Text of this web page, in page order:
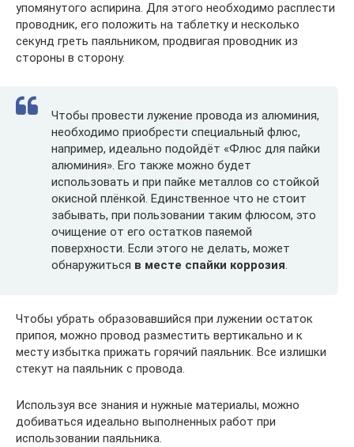
упомянутого аспирина. Для этого необходимо расплести
проводник, его положить на таблетку и несколько
секунд греть паяльником, продвигая проводник из
стороны в сторону.
Чтобы провести лужение провода из алюминия,
необходимо приобрести специальный флюс,
например, идеально подойдёт «Флюс для пайки
алюминия». Его также можно будет
использовать и при пайке металлов со стойкой
окисной плёнкой. Единственное что не стоит
забывать, при пользовании таким флюсом, это
очищение от его остатков паяемой
поверхности. Если этого не делать, может
обнаружиться в месте спайки коррозия.
Чтобы убрать образовавшийся при лужении остаток
припоя, можно провод разместить вертикально и к
месту избытка прижать горячий паяльник. Все излишки
стекут на паяльник с провода.
Используя все знания и нужные материалы, можно
добиваться идеально выполненных работ при
использовании паяльника.